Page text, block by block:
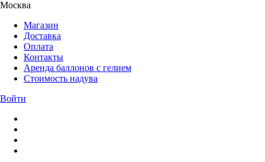
Москва
Магазин
Доставка
Оплата
Контакты
Аренда баллонов с гелием
Стоимость надува
Войти